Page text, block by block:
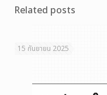
Related posts
15 กันยายน 2025